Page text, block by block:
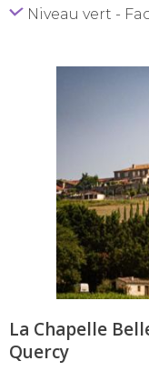
Niveau vert -
La Chapelle
Quercy